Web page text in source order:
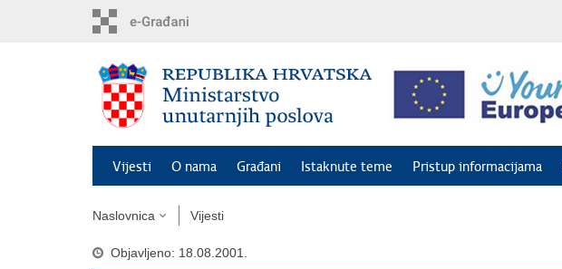
Vijesti O nama Građani Istaknute teme Pristup informacijama
Naslovnica Vijesti
Objavljeno: 18.08.2001.